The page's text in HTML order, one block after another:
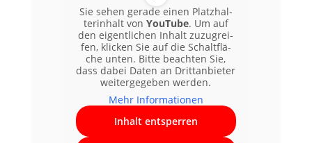
Sie sehen gera­de einen Platz­hal­
ter­in­halt von You­Tube. Um auf
den eigent­li­chen Inhalt zuzu­grei­
fen, kli­cken Sie auf die Schalt­flä­
che unten. Bit­te beach­ten Sie,
dass dabei Daten an Dritt­an­bie­ter
wei­ter­ge­ge­ben werden.
Mehr Infor­ma­tio­nen
Inhalt ent­sper­ren